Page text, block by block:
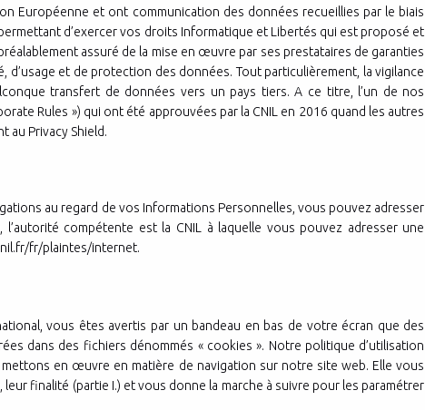
Européenne et ont communication des données recueillies par le biais
d’exercer vos droits Informatique et Libertés qui est proposé et
assuré de la mise en œuvre par ses prestataires de garanties
et de protection des données. Tout particulièrement, la vigilance
transfert de données vers un pays tiers. A ce titre, l’un de nos
Rules ») qui ont été approuvées par la CNIL en 2016 quand les autres
au Privacy Shield.
au regard de vos Informations Personnelles, vous pouvez adresser
compétente est la CNIL à laquelle vous pouvez adresser une
fr/plaintes/internet.
vous êtes avertis par un bandeau en bas de votre écran que des
dans des fichiers dénommés « cookies ». Notre politique d’utilisation
en œuvre en matière de navigation sur notre site web. Elle vous
finalité (partie I.) et vous donne la marche à suivre pour les paramétrer